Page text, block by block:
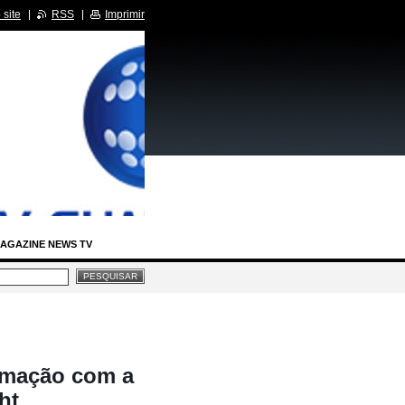
NEWS TV
BASTIDORES SBTcom a
site RSS Imprimir